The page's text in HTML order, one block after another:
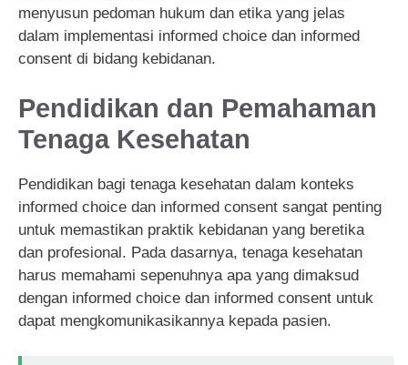
menyusun pedoman hukum dan etika yang jelas
dalam implementasi informed choice dan informed
consent di bidang kebidanan.
Pendidikan dan Pemahaman
Tenaga Kesehatan
Pendidikan bagi tenaga kesehatan dalam konteks
informed choice dan informed consent sangat penting
untuk memastikan praktik kebidanan yang beretika
dan profesional. Pada dasarnya, tenaga kesehatan
harus memahami sepenuhnya apa yang dimaksud
dengan informed choice dan informed consent untuk
dapat mengkomunikasikannya kepada pasien.